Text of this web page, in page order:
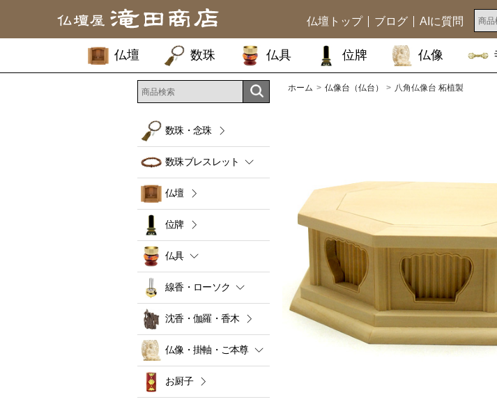
仏壇トップ ブログ AIに質問
仏壇 数珠 仏具 位牌 仏像
ホーム 仏像台（仏台） 八角仏像台 柘植製
数珠・念珠
数珠ブレスレット
仏壇
位牌
仏具
線香・ローソク
沈香・伽羅・香木
仏像・掛軸・ご本尊
お厨子